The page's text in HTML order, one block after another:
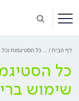
דף הבית כל הסטיגמות
כל
שימוש